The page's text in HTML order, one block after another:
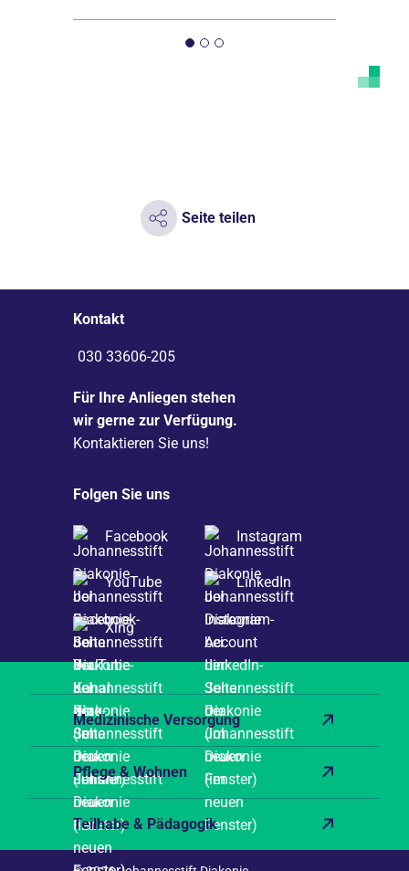
Seite teilen
Kontakt
030 33606-205
Für Ihre Anliegen stehen
wir gerne zur Verfügung.
Kontaktieren Sie uns!
Folgen Sie uns
Facebook Instagram
YouTube LinkedIn
Xing
Medizinische Versorgung
Pflege & Wohnen
Teilhabe & Pädagogik